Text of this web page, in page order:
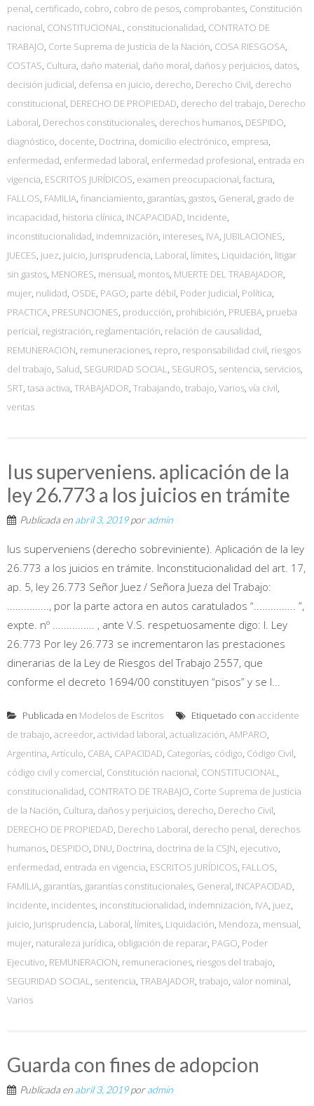
penal, certificado, cobro, cobro de pesos, comprobantes, Constitución
nacional, CONSTITUCIONAL, constitucionalidad, CONTRATO DE
TRABAJO, Corte Suprema de Justicia de la Nación, COSA RIESGOSA,
COSTAS, Cultura, daño material, daño moral, daños y perjuicios, datos,
decisión judicial, defensa en juicio, derecho, Derecho Civil, derecho
constitucional, DERECHO DE PROPIEDAD, derecho del trabajo, Derecho
Laboral, Derechos constitucionales, derechos humanos, DESPIDO,
diagnóstico, docente, Doctrina, domicilio electrónico, empresa,
enfermedad, enfermedad laboral, enfermedad profesional, entrada en
vigencia, ESCRITOS JURÍDICOS, examen preocupacional, factura,
FALLOS, FAMILIA, financiamiento, garantías, gastos, General, grado de
incapacidad, historia clínica, INCAPACIDAD, Incidente,
inconstitucionalidad, indemnización, intereses, IVA, JUBILACIONES,
JUECES, juez, juicio, Jurisprudencia, Laboral, límites, Liquidación, litigar
sin gastos, MENORES, mensual, montos, MUERTE DEL TRABAJADOR,
mujer, nulidad, OSDE, PAGO, parte débil, Poder Judicial, Política,
PRACTICA, PRESUNCIONES, producción, prohibición, PRUEBA, prueba
pericial, registración, reglamentación, relación de causalidad,
REMUNERACION, remuneraciones, repro, responsabilidad civil, riesgos
del trabajo, Salud, SEGURIDAD SOCIAL, SEGUROS, sentencia, servicios,
SRT, tasa activa, TRABAJADOR, Trabajando, trabajo, Varios, vía civil,
ventas
Ius superveniens. aplicación de la
ley 26.773 a los juicios en trámite
Publicada en abril 3, 2019poradmin
Ius superveniens (derecho sobreviniente). Aplicación de la ley
26.773 a los juicios en trámite. Inconstitucionalidad del art. 17,
ap. 5, ley 26.773 Señor Juez / Señora Jueza del Trabajo:
..............., por la parte actora en autos caratulados “............... ”,
expte. nº ............... , ante V.S. respetuosamente digo: I. Ley
26.773 Por ley 26.773 se incrementaron las prestaciones
dinerarias de la Ley de Riesgos del Trabajo 2557, que
conforme el decreto 1694/00 constituyen “pisos” y se l...
Publicada en Modelos de Escritos Etiquetado con accidente
de trabajo, acreedor, actividad laboral, actualización, AMPARO,
Argentina, Artículo, CABA, CAPACIDAD, Categorías, código, Código Civil,
código civil y comercial, Constitución nacional, CONSTITUCIONAL,
constitucionalidad, CONTRATO DE TRABAJO, Corte Suprema de Justicia
de la Nación, Cultura, daños y perjuicios, derecho, Derecho Civil,
DERECHO DE PROPIEDAD, Derecho Laboral, derecho penal, derechos
humanos, DESPIDO, DNU, Doctrina, doctrina de la CSJN, ejecutivo,
enfermedad, entrada en vigencia, ESCRITOS JURÍDICOS, FALLOS,
FAMILIA, garantías, garantías constitucionales, General, INCAPACIDAD,
Incidente, incidentes, inconstitucionalidad, indemnización, IVA, juez,
juicio, Jurisprudencia, Laboral, límites, Liquidación, Mendoza, mensual,
mujer, naturaleza jurídica, obligación de reparar, PAGO, Poder
Ejecutivo, REMUNERACION, remuneraciones, riesgos del trabajo,
SEGURIDAD SOCIAL, sentencia, TRABAJADOR, trabajo, valor nominal,
Varios
Guarda con fines de adopcion
Publicada en abril 3, 2019poradmin